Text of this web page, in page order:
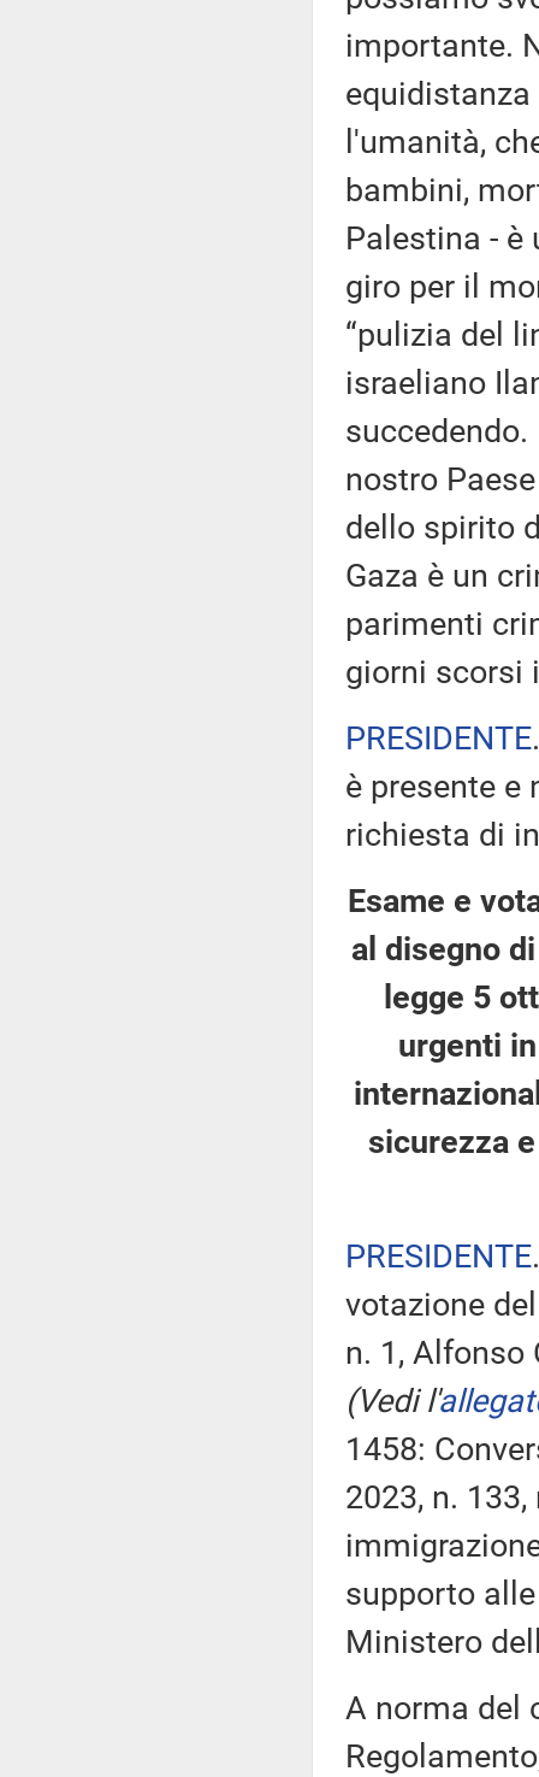
importante.
l'umanità,
bambini,
Palestina - è
giro per il
“pulizia del
israeliano
nostro
dello spirito
Gaza è un
parimenti
giorni scorsi
PRESIDENTE
è presente e
richiesta di
Esame e
al disegno
legge 5
urgenti
sicurezza
PRESIDENTE
votazione
n. 1, Alfonso
(Vedi l'
1458:
2023, n.
supporto
Ministero
A norma del